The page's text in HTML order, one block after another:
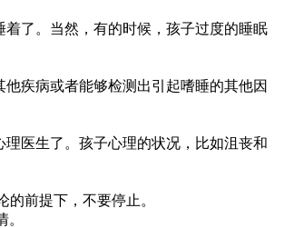
了。当然，有的时候，孩子过度的睡眠
疾病或者能够检测出引起嗜睡的其他因
医生了。孩子心理的状况，比如沮丧和
前提下，不要停止。